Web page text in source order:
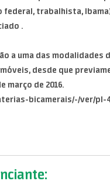
federal, trabalhista,
.
a uma das
desde que
março de 2016.
bicamerais/-/ver/pl-